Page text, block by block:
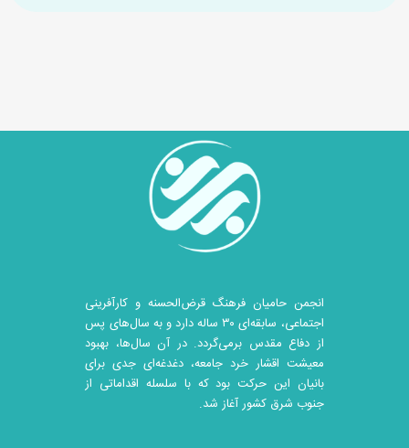
انجمن حامیان فرهنگ قرض‌الحسنه و کارآفرینی
اجتماعی، سابقه‌ای ۳۰ ساله دارد و به سال‌های پس
از دفاع مقدس برمی‌گردد. در آن سال‎‌ها، بهبود
معیشت اقشار خرد جامعه، دغدغه‌ای جدی برای
بانیان این حرکت بود که با سلسله اقداماتی از
جنوب شرق کشور آغاز شد.